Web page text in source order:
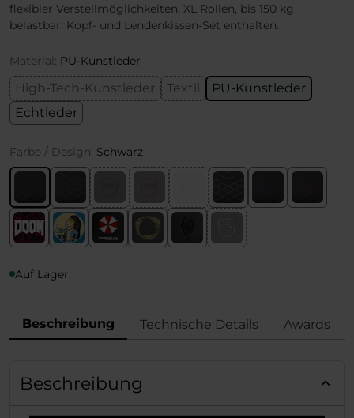
flexibler Verstellmöglichkeiten, XL Rollen, bis 150 kg
belastbar. Kopf- und Lendenkissen-Set enthalten.
Material: PU-Kunstleder
High-Tech-Kunstleder Textil
PU-Kunstleder
Echtleder
Farbe / Design: Schwarz
Auf Lager
Beschreibung Technische Details Awards
Beschreibung